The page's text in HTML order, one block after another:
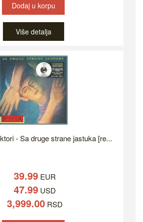
Dodaj u korpu
Više detalja
- Sa druge strane jastuka [re...
39.99EUR
47.99USD
3,999.00RSD